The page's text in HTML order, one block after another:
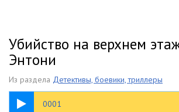
Убийство на верхнем
Энтони
Из раздела Детективы, боевики, триллеры
0001
15:40